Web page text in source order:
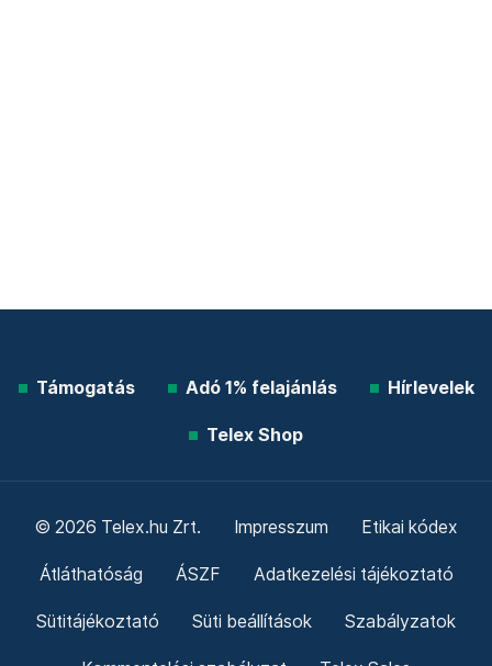
Támogatás Adó 1% felajánlás Hírlevelek
Telex Shop
© 2026 Telex.hu Zrt. Impresszum Etikai kódex
Átláthatóság ÁSZF Adatkezelési tájékoztató
Sütitájékoztató Süti beállítások Szabályzatok